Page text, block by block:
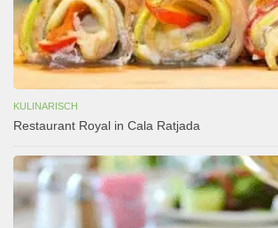
KULINARISCH
Restaurant Royal in Cala Ratjada